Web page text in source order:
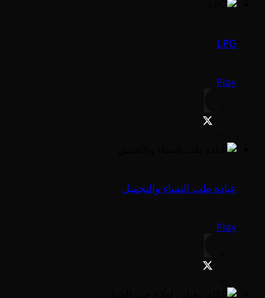
LPG
Play
عيادة طب النساء والتجميل
Play